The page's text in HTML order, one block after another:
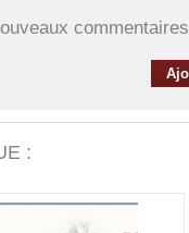
commentaires
: